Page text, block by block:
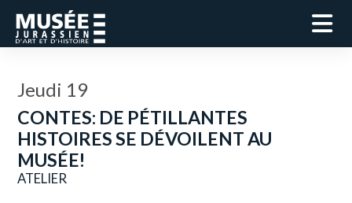
Jeudi 19
CONTES: DE PÉTILLANTES
HISTOIRES SE DÉVOILENT AU
MUSÉE!
ATELIER